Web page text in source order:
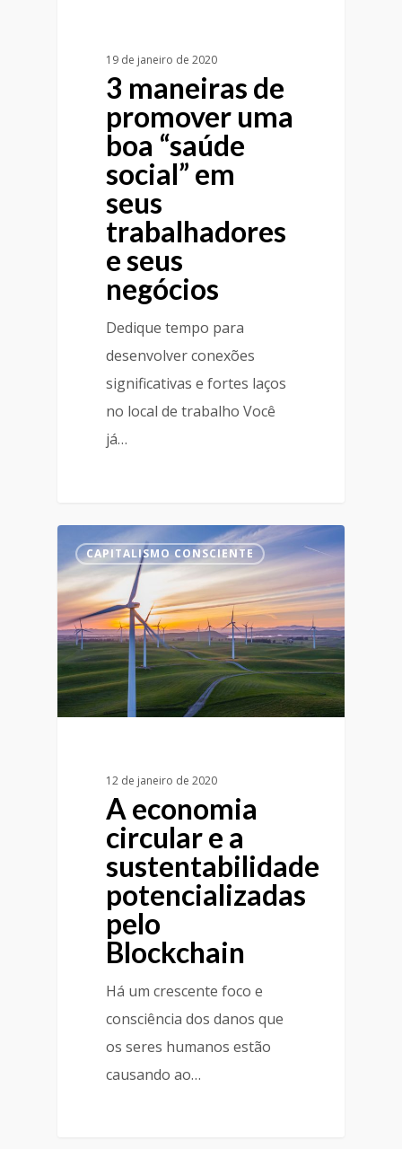
19 de janeiro de 2020
3 maneiras de
promover uma
boa “saúde
social” em
seus
trabalhadores
e seus
negócios
Dedique tempo para
desenvolver conexões
significativas e fortes laços
no local de trabalho Você
já…
CAPITALISMO CONSCIENTE
12 de janeiro de 2020
A economia
circular e a
sustentabilidade
potencializadas
pelo
Blockchain
Há um crescente foco e
consciência dos danos que
os seres humanos estão
causando ao…